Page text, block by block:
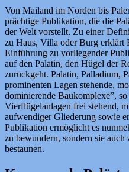
Von Mailand im Norden bis
prächtige Publikation, die die
der Welt vorstellt. Zu einer
zu Haus, Villa oder Burg erklärt
Einführung zu vorliegender
auf den Palatin, den Hügel der
zurückgeht. Palatin, Palladium,
prominenten Lagen stehende,
dominierende Baukomplexe”,
Vierflügelanlagen frei stehend,
aufwendiger Gliederung sowie
Publikation ermöglicht es
zu bewundern, sondern sie auch
bestaunen.